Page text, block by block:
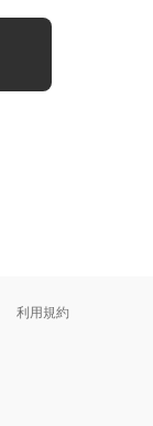
利用規約